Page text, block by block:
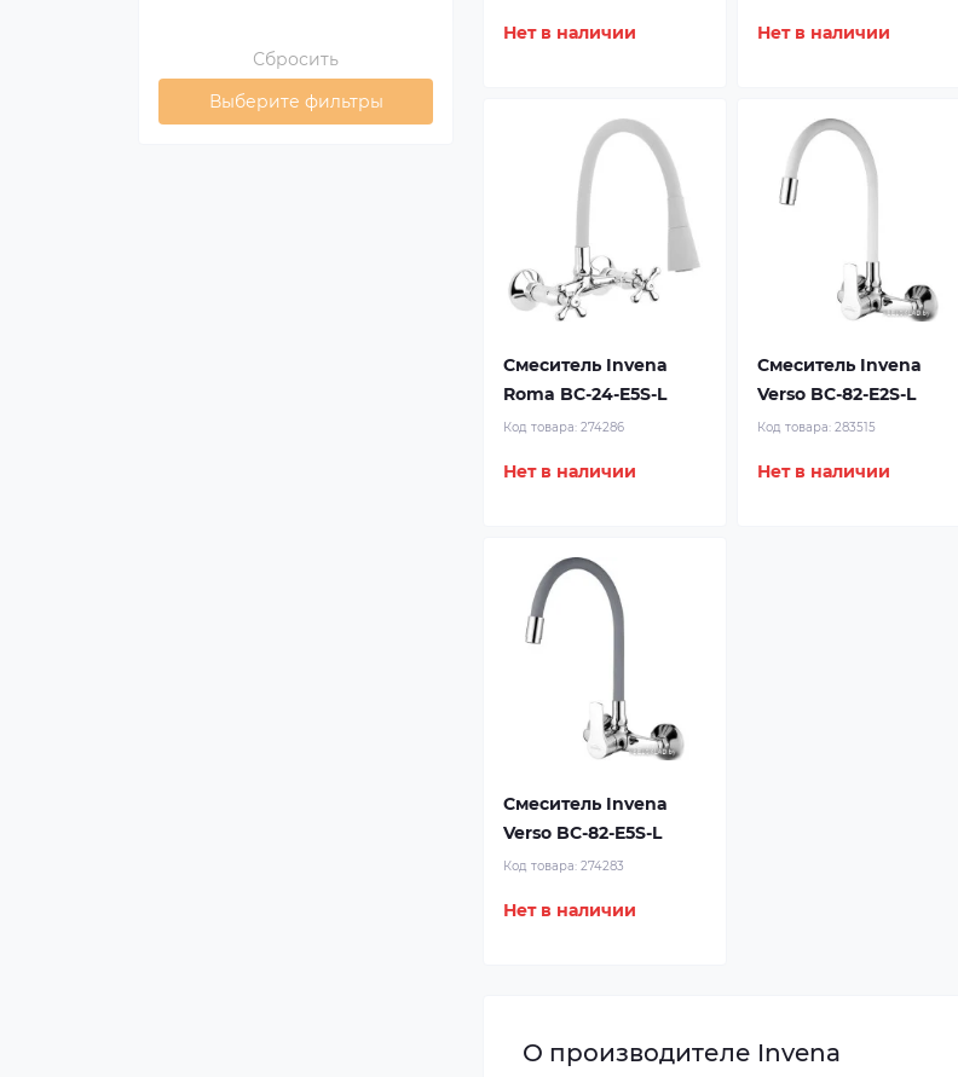
Сбросить
Выберите фильтры
Нет в наличии Нет в наличии
Смеситель Invena
Roma BC-24-E5S-L
Код товара: 274286
Нет в наличии
Смеситель Invena
Verso BC-82-E2S-L
Код товара: 283515
Нет в наличии
Смеситель Invena
Verso BC-82-E5S-L
Код товара: 274283
Нет в наличии
О производителе Invena